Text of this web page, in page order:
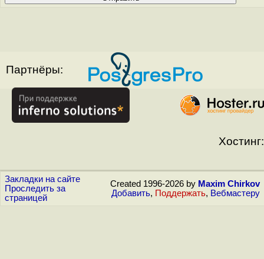
Партнёры:
Хостинг:
Закладки на сайте
Проследить за
страницей
Created 1996-2026 by Maxim Chirkov
Добавить, Поддержать, Вебмастеру